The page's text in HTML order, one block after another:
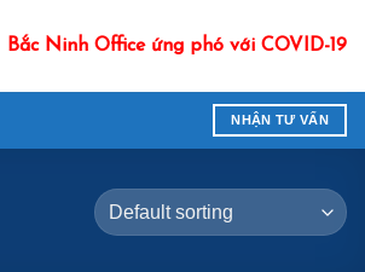
Bắc Ninh Office ứng phó với COVID-19
NHẬN TƯ VẤN